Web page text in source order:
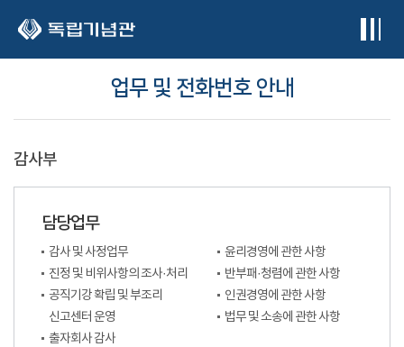
업무 및 전화번호 안내
감사부
담당업무
감사 및 사정업무
진정 및 비위사항의 조사·처리
공직기강 확립 및 부조리
신고센터 운영
출자회사 감사
윤리경영에 관한 사항
반부패·청렴에 관한 사항
인권경영에 관한 사항
법무 및 소송에 관한 사항